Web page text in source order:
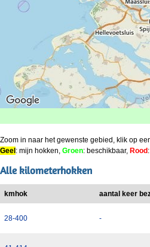
Zoom in naar het gewenste gebied, klik op
Geel : mijn hokken, Groen: beschikbaar, Rood
Alle kilometerhokken
kmhok aantal keer
28-400 -